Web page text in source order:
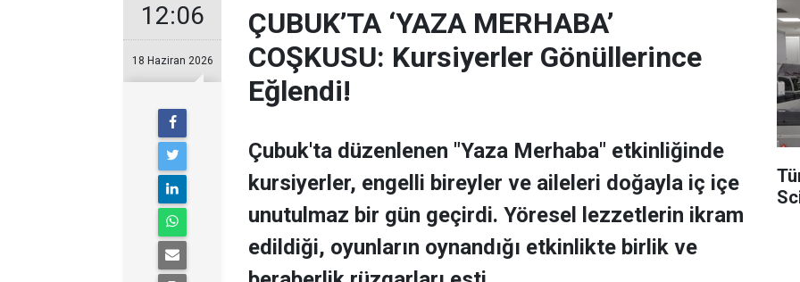
12:06
18 Haziran 2026
ÇUBUK’TA ‘YAZA MERHABA’
COŞKUSU: Kursiyerler Gönüllerince
Eğlendi!
Çubuk'ta düzenlenen "Yaza Merhaba" etkinliğinde
kursiyerler, engelli bireyler ve aileleri doğayla iç içe
unutulmaz bir gün geçirdi. Yöresel lezzetlerin ikram
edildiği, oyunların oynandığı etkinlikte birlik ve